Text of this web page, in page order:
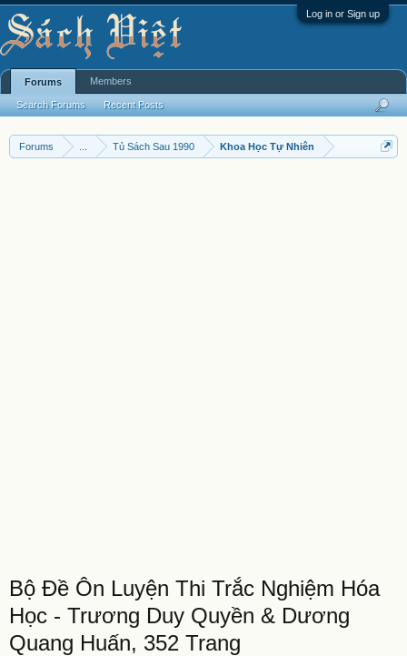
Log in or Sign up
Forums Tủ Sách Sau 1990 Khoa Học Tự Nhiên
Bộ Đề Ôn Luyện Thi Trắc Nghiệm Hóa
Học - Trương Duy Quyền & Dương
Quang Huấn, 352 Trang
Forums
Search Forums Recent Posts
Members